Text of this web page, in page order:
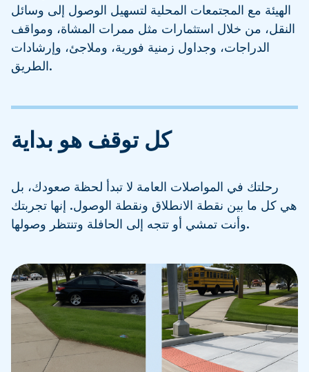
الهيئة مع المجتمعات المحلية لتسهيل الوصول إلى وسائل
النقل، من خلال استثمارات مثل ممرات المشاة، ومواقف
الدراجات، وجداول زمنية فورية، وملاجئ، وإرشادات
الطريق.
كل توقف هو بداية
رحلتك في المواصلات العامة لا تبدأ لحظة صعودك، بل
هي كل ما بين نقطة الانطلاق ونقطة الوصول. إنها تجربتك
وأنت تمشي أو تتجه إلى الحافلة وتنتظر وصولها.